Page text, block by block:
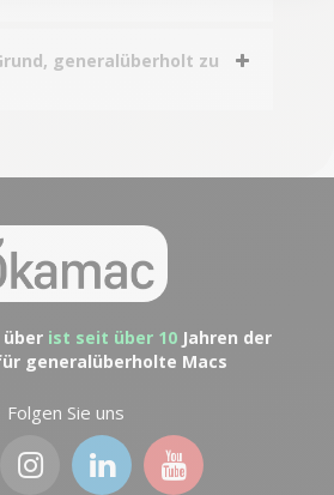
generalüberholt zu
ist seit über 10 Jahren der
generalüberholte Macs
Folgen Sie uns